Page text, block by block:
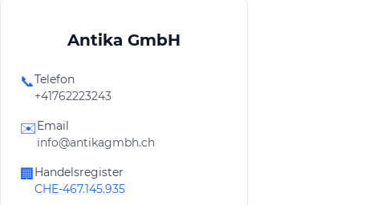
Antika GmbH
📞Telefon
+41762223243
✉️Email
info@antikagmbh.ch
🏢 Handelsregister
CHE-467.145.935